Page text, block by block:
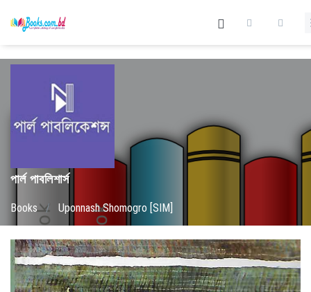
পার্ল পাবলিশার্স
Books / Uponnash Shomogro [SIM]